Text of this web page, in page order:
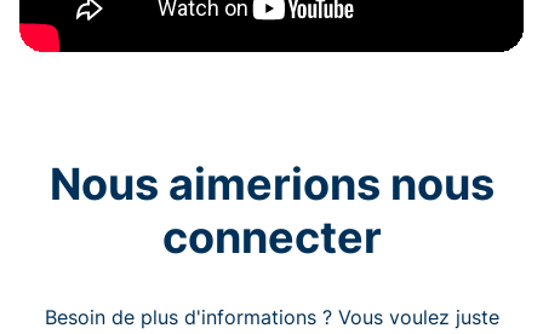
Nous aimerions nous
connecter
Besoin de plus d'informations ? Vous voulez juste